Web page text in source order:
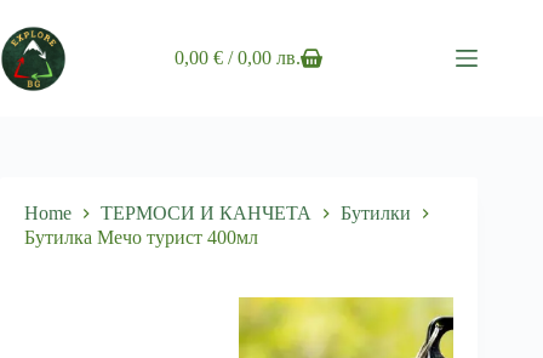
to
content
Shopping
0,00€ / 0,00 лв.
Home ТЕРМОСИ И КАНЧЕТА
Бутилки
Бутилка Мечо турист 400мл